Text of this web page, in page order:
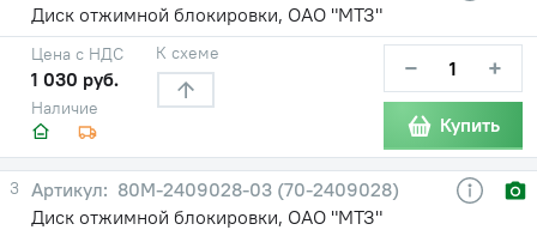
Диск отжимной блокировки, ОАО "МТЗ"
Наличие
Цена с НДС
1 030 руб.
К схеме − +
Купить
3
80М-2409028-03 (70-2409028)
Диск отжимной блокировки, ОАО "МТЗ"